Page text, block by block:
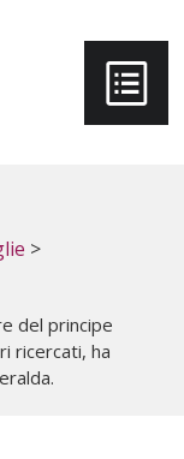
>
del principe
ricercati, ha